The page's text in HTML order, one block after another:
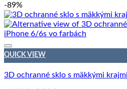
-89%
QUICK VIEW
3D ochranné sklo s mäkkými